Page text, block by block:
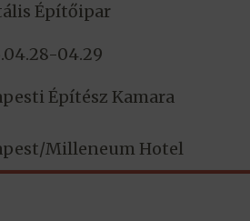
Építőipar
04.29
Építész Kamara
Milleneum Hotel